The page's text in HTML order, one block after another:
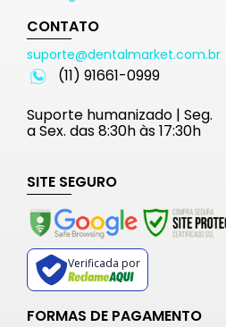
CONTATO
suporte@dentalmarket.com.br
(11) 91661-0999
Suporte humanizado | Seg.
a Sex. das 8:30h às 17:30h
SITE SEGURO
Verificada por
FORMAS DE PAGAMENTO